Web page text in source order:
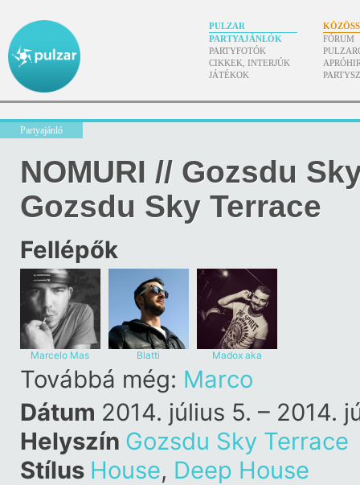
PULZAR
PARTYAJÁNLÓK
PARTYFOTÓK
CIKKEK, INTERJÚK
JÁTÉKOK
FÓRUM
Partyajánló
NOMURI // Gozsdu
Gozsdu Sky Terrace
Fellépők
Marcelo Mas Blatti
Madox aka
Továbbá még: Marco
Dátum 2014. július 5. – 2014.
Helyszín Gozsdu Sky Terrace
Stílus House, Deep House